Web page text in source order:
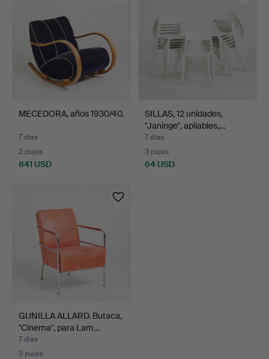
MECEDORA, años 1930/40.
7 días
2 pujas
841 USD
SILLAS, 12 unidades,
"Janinge", apilables,…
7 días
3 pujas
64 USD
GUNILLA ALLARD. Butaca,
"Cinema", para Lam…
7 días
3 pujas